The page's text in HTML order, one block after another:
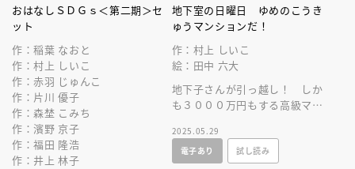
おはなしＳＤＧｓ＜第二期＞セ
ット
作：稲葉 なおと
作：村上 しいこ
作：赤羽 じゅんこ
作：片川 優子
作：森埜 こみち
作：濱野 京子
作：福田 隆浩
作：井上 林子
地下室の日曜日 ゆめのこうき
ゅうマンションだ！
作：村上 しいこ
絵：田中 六大
地下子さんが引っ越し！ しか
も３０００万円もする高級マン
みんながそのマンションを見に
いくと……。
2025.05.29
電子あり
試し読み